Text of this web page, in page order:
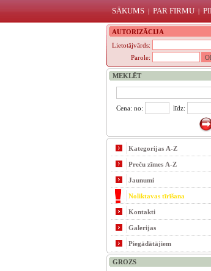
SĀKUMS | PAR FIRMU|
AUTORIZĀCIJA
Lietotājvārds:
Parole:
MEKLĒT
Cena: no: līdz:
Kategorijas A-Z
Preču zīmes A-Z
Jaunumi
Noliktavas tīrīšana
Kontakti
Galerijas
Piegādātājiem
GROZS